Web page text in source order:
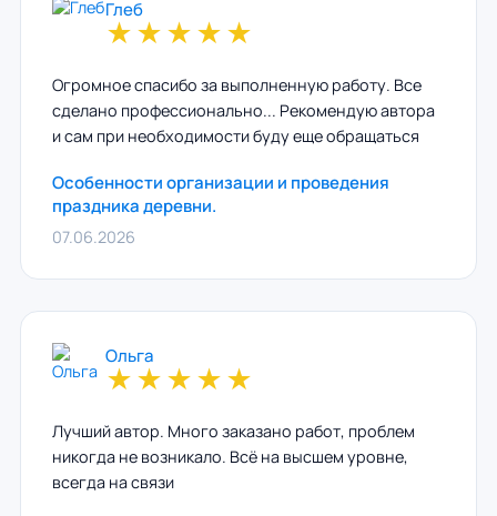
Глеб
★★★★★
Огромное спасибо за выполненную работу. Все
сделано профессионально... Рекомендую автора
и сам при необходимости буду еще обращаться
Особенности организации и проведения
праздника деревни.
07.06.2026
Ольга
★★★★★
Лучший автор. Много заказано работ, проблем
никогда не возникало. Всё на высшем уровне,
всегда на связи